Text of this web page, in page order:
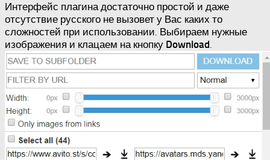
Интерфейс плагина достаточно простой и даже
отсутствие русского не вызовет у Вас каких то
сложностей при использовании. Выбираем нужные
изображения и клацаем на кнопку Download.